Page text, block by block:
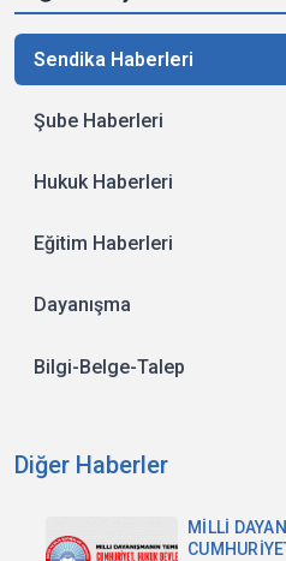
Sendika Haberleri
Şube Haberleri
Hukuk Haberleri
Eğitim Haberleri
Dayanışma
Bilgi-Belge-Talep
Diğer Haberler
MİLLİ